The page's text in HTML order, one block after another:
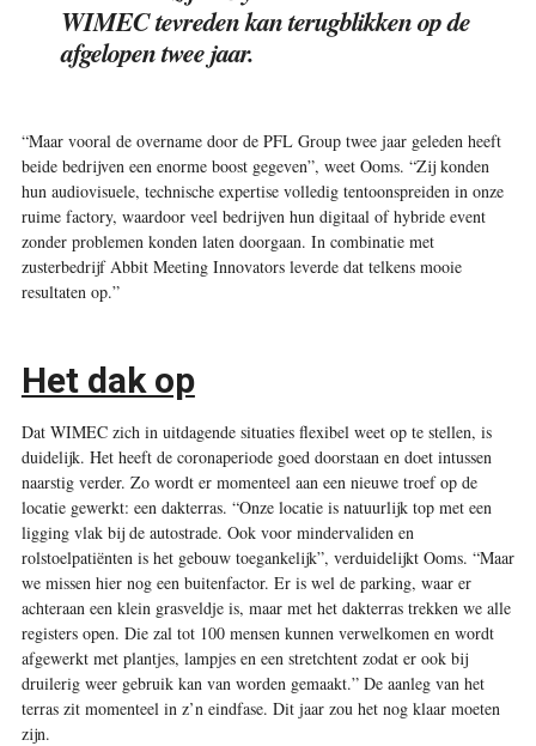
WIMEC tevreden kan terugblikken op de
afgelopen twee jaar.
“Maar vooral de overname door de PFL Group twee jaar geleden heeft
beide bedrijven een enorme boost gegeven”, weet Ooms. “Zij konden
hun audiovisuele, technische expertise volledig tentoonspreiden in onze
ruime factory, waardoor veel bedrijven hun digitaal of hybride event
zonder problemen konden laten doorgaan. In combinatie met
zusterbedrijf Abbit Meeting Innovators leverde dat telkens mooie
resultaten op.”
Het dak op
Dat WIMEC zich in uitdagende situaties flexibel weet op te stellen, is
duidelijk. Het heeft de coronaperiode goed doorstaan en doet intussen
naarstig verder. Zo wordt er momenteel aan een nieuwe troef op de
locatie gewerkt: een dakterras. “Onze locatie is natuurlijk top met een
ligging vlak bij de autostrade. Ook voor mindervaliden en
rolstoelpatiënten is het gebouw toegankelijk”, verduidelijkt Ooms. “Maar
we missen hier nog een buitenfactor. Er is wel de parking, waar er
achteraan een klein grasveldje is, maar met het dakterras trekken we alle
registers open. Die zal tot 100 mensen kunnen verwelkomen en wordt
afgewerkt met plantjes, lampjes en een stretchtent zodat er ook bij
druilerig weer gebruik kan van worden gemaakt.” De aanleg van het
terras zit momenteel in z’n eindfase. Dit jaar zou het nog klaar moeten
zijn.